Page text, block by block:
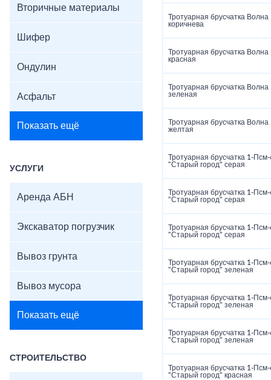
Вторичные материалы
Шифер
Ондулин
Асфальт
Показать ещё
УСЛУГИ
Аренда АБН
Экскаватор погрузчик
Вывоз грунта
Вывоз мусора
Показать ещё
СТРОИТЕЛЬСТВО
Тротуарная брусчатка
коричнева
Тротуарная брусчатка
красная
Тротуарная брусчатка
зеленая
Тротуарная брусчатка
желтая
Тротуарная брусчатка
"Старый город" серая
Тротуарная брусчатка
"Старый город" серая
Тротуарная брусчатка
"Старый город" серая
Тротуарная брусчатка
"Старый город" зеленая
Тротуарная брусчатка
"Старый город" зеленая
Тротуарная брусчатка
"Старый город" зеленая
Тротуарная брусчатка
"Старый город" красная